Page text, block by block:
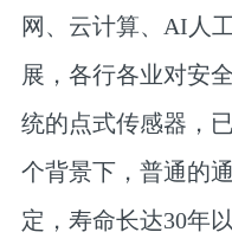
网、云计算、AI人
展，各行各业对安
统的点式传感器，
个背景下，普通的
定，寿命长达30年